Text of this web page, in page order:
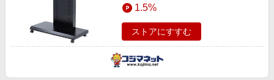
1.5%
ストアにすすむ